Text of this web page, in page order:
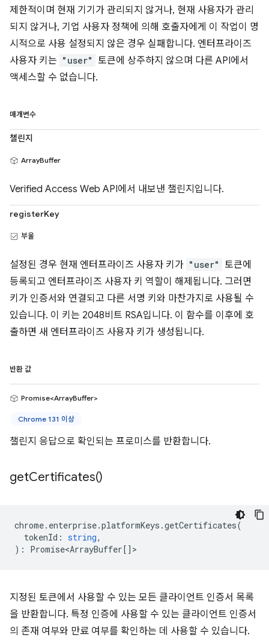
제한적이며 현재 기기가 관리되지 않거나, 현재 사용자가 관리
되지 않거나, 기업 사용자 정책에 의해 호출자에게 이 작업이 명
시적으로 사용 설정되지 않은 경우 실패합니다. 엔터프라이즈
사용자 키는 "user"
토큰에 상주하지 않으며 다른 API에서
액세스할 수 없습니다.
매개변수
챌린지
ArrayBuffer
Verified Access Web API에서 내보낸 챌린지입니다.
registerKey
부울
설정된 경우 현재 엔터프라이즈 사용자 키가 "user"
토큰에
등록되고 엔터프라이즈 사용자 키 역할이 해제됩니다. 그러면
키가 인증서와 연결되고 다른 서명 키와 마찬가지로 사용될 수
있습니다. 이 키는 2048비트 RSA입니다. 이 함수를 이후에 호
출하면 새 엔터프라이즈 사용자 키가 생성됩니다.
반환 값
Promise<ArrayBuffer>
Chrome 131 이상
챌린지 응답으로 확인되는 프로미스를 반환합니다.
getCertificates()
chrome. enterprise.platformKeys .getCertificates(
tokenId : string,
) : Promise<ArrayBuffer[]>
지정된 토큰에서 사용할 수 있는 모든 클라이언트 인증서 목록
을 반환합니다. 특정 인증에 사용할 수 있는 클라이언트 인증서
의 존재 여부와 만료 여부를 확인하는 데 사용할 수 있습니다.